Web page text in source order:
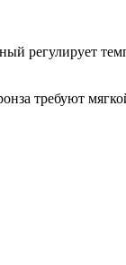
регулирует
требуют